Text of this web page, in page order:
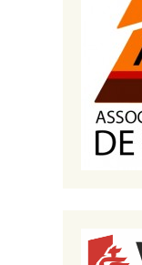
Lames minces de roches